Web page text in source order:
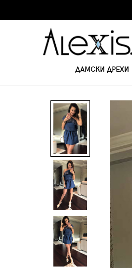
ДАМСКИ ДРЕХИ